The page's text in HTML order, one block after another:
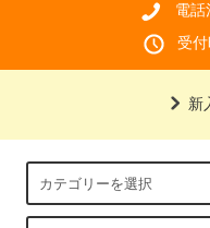
電
受
新